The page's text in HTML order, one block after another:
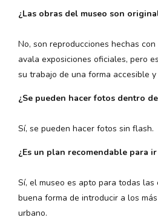
¿Las obras del museo son
No, son reproducciones hechas
avala exposiciones oficiales, pero
su trabajo de una forma accesible
¿Se pueden hacer fotos dentro
Sí, se pueden hacer fotos sin flash.
¿Es un plan recomendable para
Sí, el museo es apto para todas las
buena forma de introducir a los
urbano.